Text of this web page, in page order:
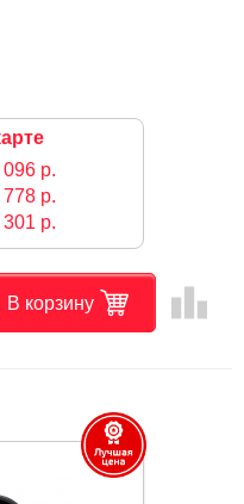
096 р.
778 р.
301 р.
В корзину leaderboard